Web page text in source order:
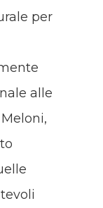
per
alle